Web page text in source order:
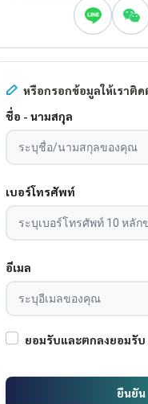
หรือกรอกข้อมูลให้เราติ
ชื่อ - นามสกุล
เบอร์โทรศัพท์
อีเมล
ยอมรับและตกลงยอมรับ
ยืนยัน